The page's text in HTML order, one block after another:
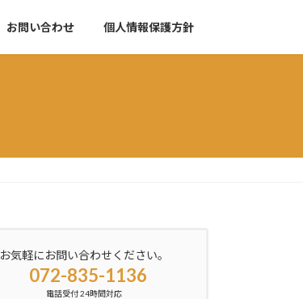
お問い合わせ 個人情報保護方針
お気軽にお問い合わせください。
072-835-1136
電話受付 24時間対応